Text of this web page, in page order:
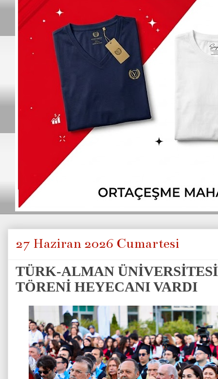
27 Haziran 2026 Cumartesi
TÜRK-ALMAN
TÖRENİ HEYECANI VARDI